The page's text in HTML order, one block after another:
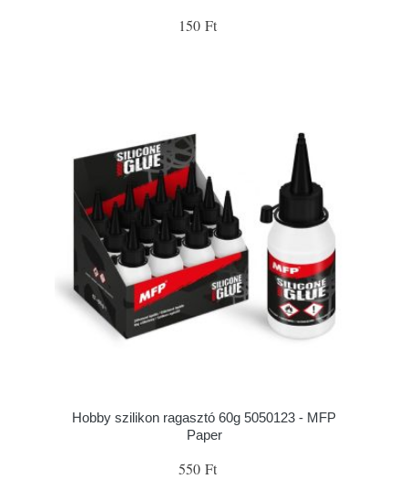
150 Ft
Hobby szilikon ragasztó 60g 5050123 - MFP
Paper
550 Ft